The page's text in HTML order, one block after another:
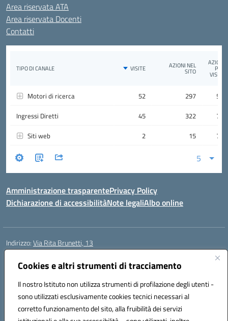
Cookies e altri strumenti di tracciamento
Il nostro Istituto non utilizza strumenti di profilazione degli utenti -
sono utilizzati esclusivamente cookies tecnici necessari al
corretto funzionamento del sito, alla fruibilità dei servizi
Area riservata ATA
Area riservata Docenti
Contatti
Amministrazione trasparentePrivacy Policy
Dichiarazione di accessibilitàNote legaliAlbo online
Indirizzo:Via Rita Brunetti, 13
Centralino:
Posta elettronica certificata (PEC):rmic8cw00p@pec.istruzione.it
Codice fiscale: 97664620586
Codice meccanografico:RMIC8CW00P
Codice Indice delle Pubbliche Amministrazioni (IPA): istsc_RMIC8CW00P
Codice unico di fatturazione (CUF): UFA4NE